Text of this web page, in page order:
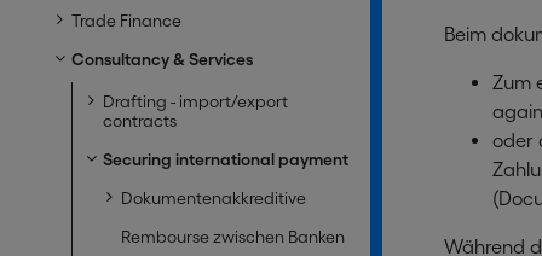
Trade Finance
Consultancy & Services
Drafting - import/export
contracts
Securing international payment
Dokumentenakkreditive
Rembourse zwischen Banken
Beim
Zum
oder
Während